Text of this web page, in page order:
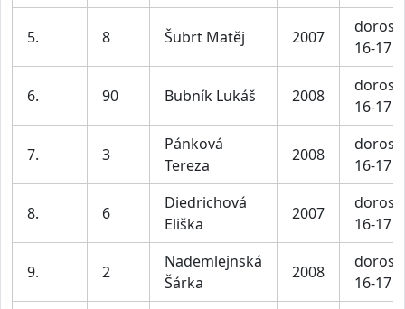
5. 8 Šubrt Matěj 2007
16-17
6. 90 Bubník Lukáš 2008
16-17
7. 3
Pánková
Tereza
2008
16-17
8. 6
Diedrichová
Eliška
2007
16-17
9. 2
Nademlejnská
Šárka
2008
16-17